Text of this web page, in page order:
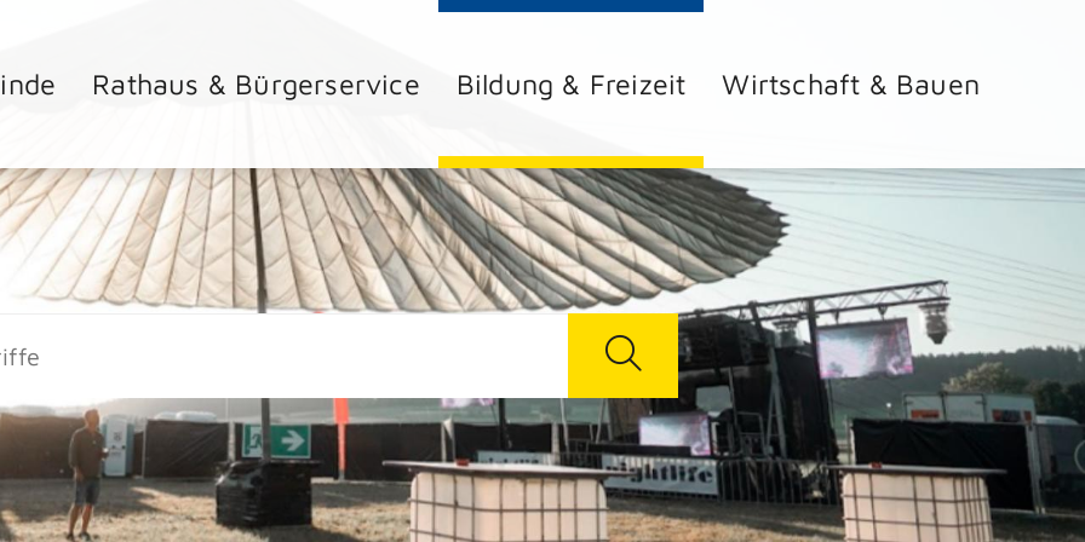
Rathaus & Bürgerservice Bildung & Freizeit Wirtschaft & Bauen